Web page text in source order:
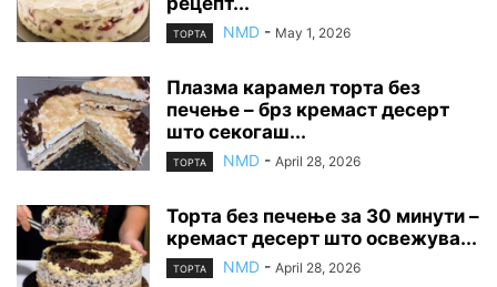
ТОРТА NMD - May 1, 2026
Плазма карамел торта без
печење – брз кремаст десерт
што секогаш...
ТОРТА NMD - April 28, 2026
Торта без печење за 30 минути –
кремаст десерт што освежува...
ТОРТА NMD - April 28, 2026